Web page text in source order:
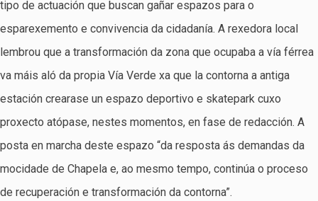
tipo de actuación que buscan gañar espazos para o
esparexemento e convivencia da cidadanía. A rexedora local
lembrou que a transformación da zona que ocupaba a vía férrea
va máis aló da propia Vía Verde xa que la contorna a antiga
estación crearase un espazo deportivo e skatepark cuxo
proxecto atópase, nestes momentos, en fase de redacción. A
posta en marcha deste espazo “da resposta ás demandas da
mocidade de Chapela e, ao mesmo tempo, continúa o proceso
de recuperación e transformación da contorna”.